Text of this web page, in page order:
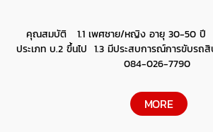
คุณสมบัติ 1.1 เพศชาย/หญิง อายุ 30-50 ปี
ประเภท บ.2 ขึ้นไป 1.3 มีประสบการณ์การขับรถ
084-026-7790
MORE